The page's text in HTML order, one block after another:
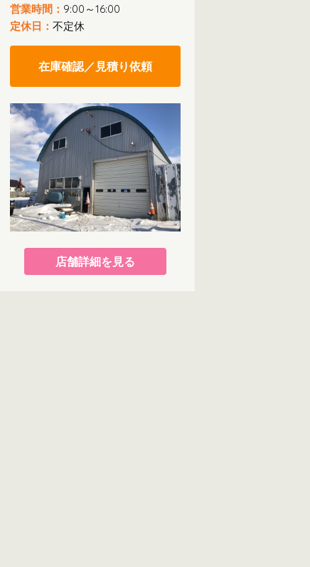
営業時間： 9:00～16:00
定休日： 不定休
在庫確認／見積り依頼
店舗詳細を見る